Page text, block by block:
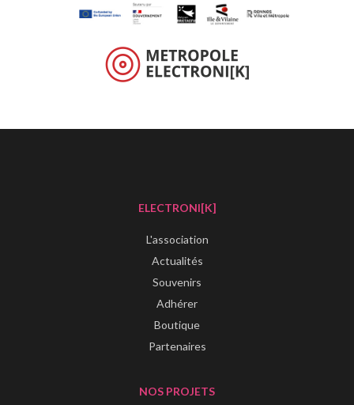
ELECTRONI[K]
L'association
Actualités
Souvenirs
Adhérer
Boutique
Partenaires
NOS PROJETS